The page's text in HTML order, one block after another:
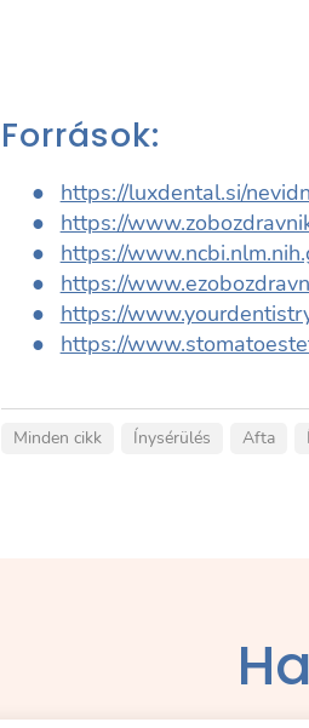
Források:
https://luxdental.si/
https://
https://
https://
https://
https://
Minden cikk Ínysérülés Afta